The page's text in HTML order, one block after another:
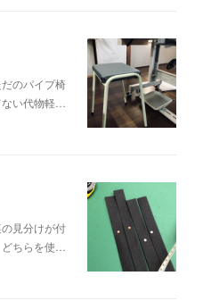
のパイプ椅
い代物軽…
見分けが付
ちらを使…